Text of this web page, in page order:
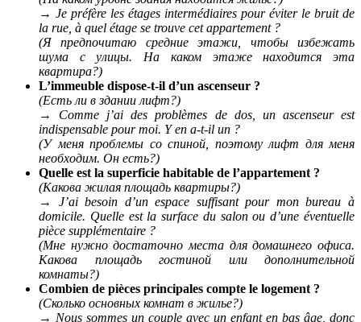
→ Je préfère les étages intermédiaires pour éviter le bruit de
la rue, à quel étage se trouve cet appartement ?
(Я предпочитаю средние этажи, чтобы избежать
шума с улицы. На каком этаже находится эта
квартира?)
L’immeuble dispose-t-il d’un ascenseur ?
(Есть ли в здании лифт?)
→ Comme j’ai des problèmes de dos, un ascenseur est
indispensable pour moi. Y en a-t-il un ?
(У меня проблемы со спиной, поэтому лифт для меня
необходим. Он есть?)
Quelle est la superficie habitable de l’appartement ?
(Какова жилая площадь квартиры?)
→ J’ai besoin d’un espace suffisant pour mon bureau à
domicile. Quelle est la surface du salon ou d’une éventuelle
pièce supplémentaire ?
(Мне нужно достаточно места для домашнего офиса.
Какова площадь гостиной или дополнительной
комнаты?)
Combien de pièces principales compte le logement ?
(Сколько основных комнат в жилье?)
→ Nous sommes un couple avec un enfant en bas âge, donc